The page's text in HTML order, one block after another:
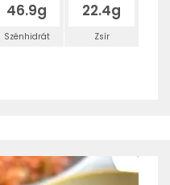
46.9g
Szénhidrát
22.4g
Zsír